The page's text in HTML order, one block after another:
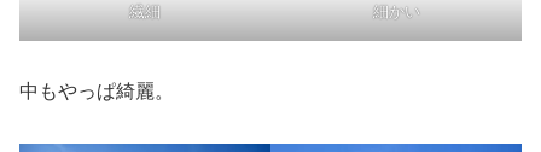
繊細 細かい
中もやっぱ綺麗。